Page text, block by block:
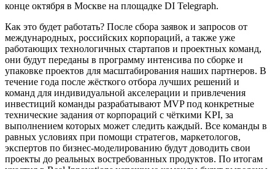
конце октября в Москве на площадке DI Telegraph.
Как это будет работать? После сбора заявок и запросов от
международных, российских корпораций, а также уже
работающих технологичных стартапов и проектных команд,
они будут переданы в программу интенсива по сборке и
упаковке проектов для масштабирования наших партнеров. В
течение года после жёсткого отбора лучших решений и
команд для индивидуальной акселерации и привлечения
инвестиций команды разрабатывают MVP под конкретные
технические задания от корпораций с чёткими KPI, за
выполнением которых может следить каждый. Все команды в
равных условиях при помощи стратегов, маркетологов,
экспертов по бизнес-моделированию будут доводить свои
проекты до реальных востребованных продуктов. По итогам